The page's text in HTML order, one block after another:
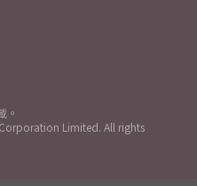
。
Limited. All rights